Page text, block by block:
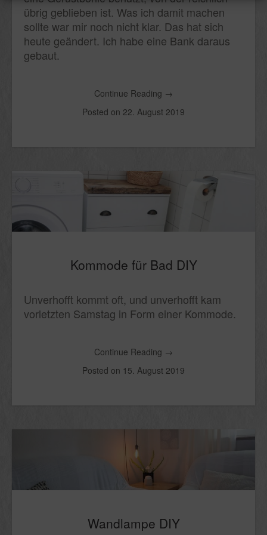
übrig geblieben ist. Was ich damit machen
sollte war mir noch nicht klar. Das hat sich
heute geändert. Ich habe eine Bank daraus
gebaut.
Continue Reading →
Posted on 22. August 2019
Kommode für Bad DIY
Unverhofft kommt oft, und unverhofft kam
vorletzten Samstag in Form einer Kommode.
Continue Reading →
Posted on 15. August 2019
Wandlampe DIY